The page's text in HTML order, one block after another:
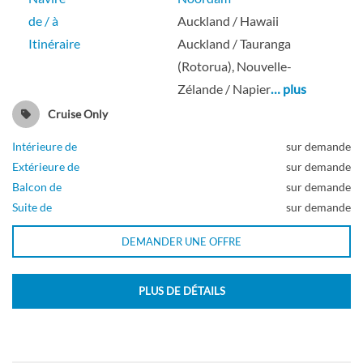
Suite Neptune-[SC]
Suite
de / à
Auckland / Hawaii
Itinéraire
Auckland / Tauranga
(Rotorua), Nouvelle-
Zélande / Napier… plus
Cruise Only
Intérieure de
sur demande
Extérieure de
sur demande
Balcon de
sur demande
Suite de
sur demande
DEMANDER UNE OFFRE
PLUS DE DÉTAILS